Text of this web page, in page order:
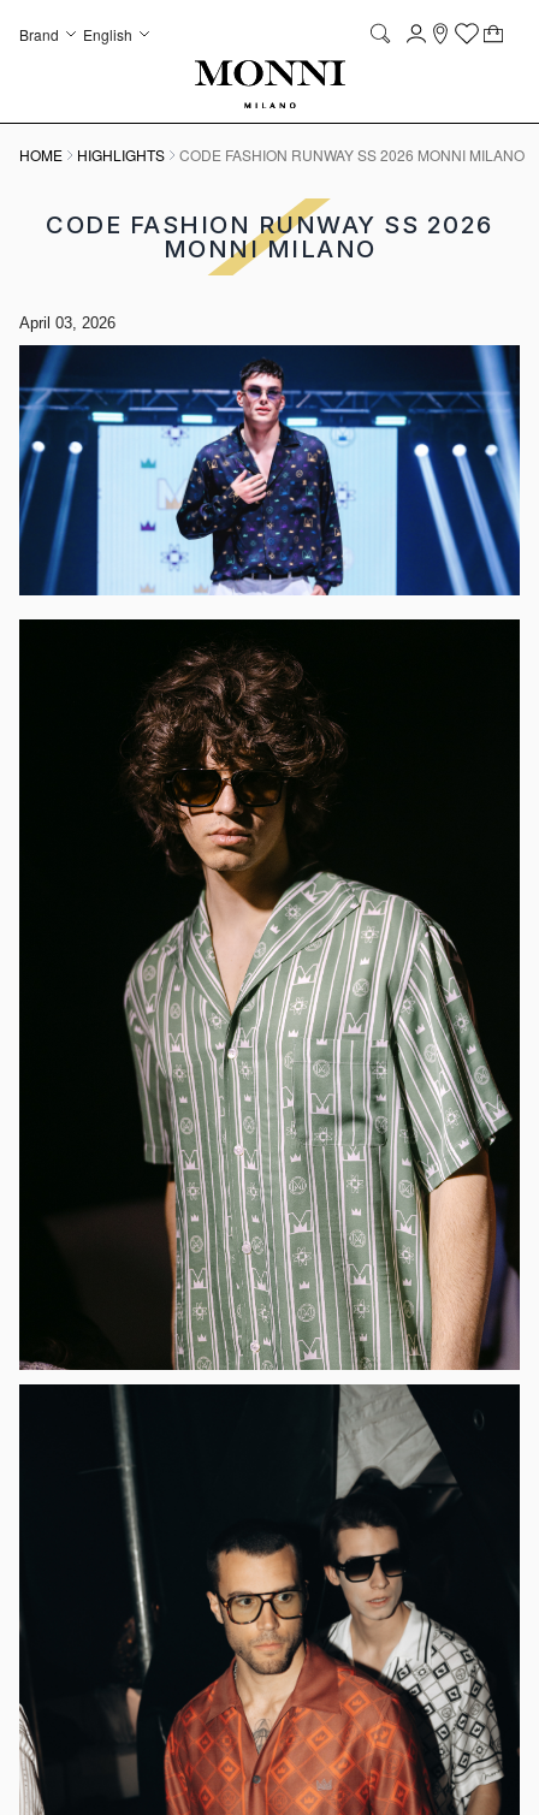
Brand Language
English Account
Storelocator
Wish List
My
HOME HIGHLIGHTS CODE FASHION RUNWAY SS 2026 MONNI MILANO
CODE FASHION RUNWAY SS 2026
MONNI MILANO
April 03, 2026